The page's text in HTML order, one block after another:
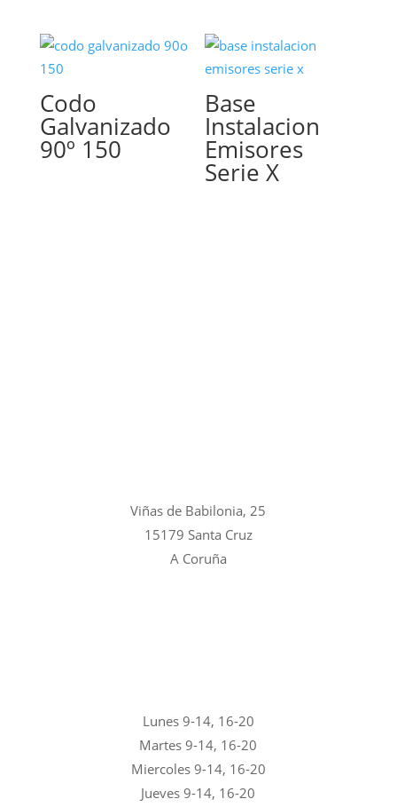
Codo
Galvanizado
90º 150
Base
Instalacion
Emisores
Serie X
Viñas de Babilonia, 25
15179 Santa Cruz
A Coruña
Lunes 9-14, 16-20
Martes 9-14, 16-20
Miercoles 9-14, 16-20
Jueves 9-14, 16-20